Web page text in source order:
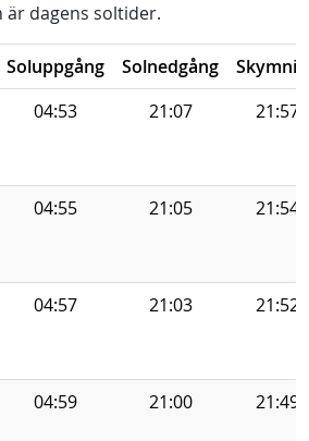
dagens soltider.
Soluppgång Solnedgång
04:53 21:07 21:57
04:55 21:05 21:54
04:57 21:03 21:52
04:59 21:00 21:49